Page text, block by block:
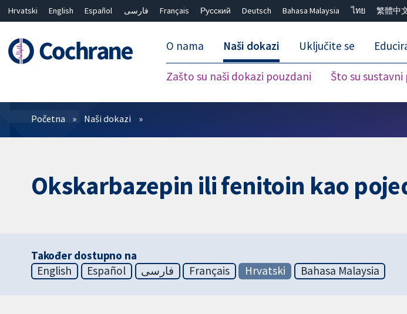
Hrvatski English Español فارسی Français Русский Deutsch Bahasa Malaysia ไทย 繁體中
O nama Naši dokazi
Zašto su naši dokazi pouzdani Što su sustavni
Uključite se
Prečistači
Početna Naši dokazi
Okskarbazepin ili fenitoin kao
Također dostupno na
English
Español فارسی Français Hrvatski Bahasa Malaysia